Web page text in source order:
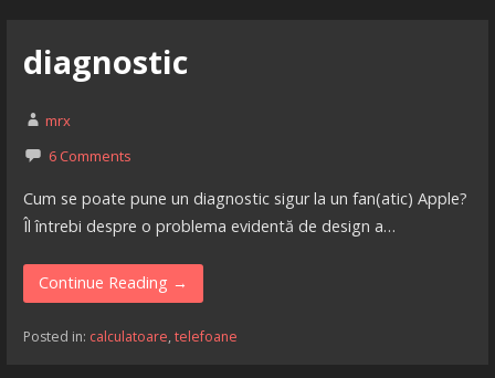
diagnostic
mrx
6 Comments
Cum se poate pune un diagnostic sigur la un fan(atic) Apple?
Îl întrebi despre o problema evidentă de design a…
Continue Reading →
Posted in: calculatoare, telefoane